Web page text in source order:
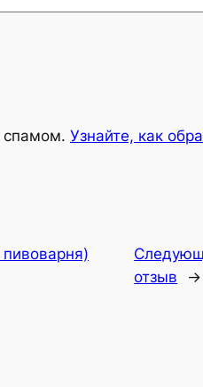
спамом. Узнайте, как
отзыв
→